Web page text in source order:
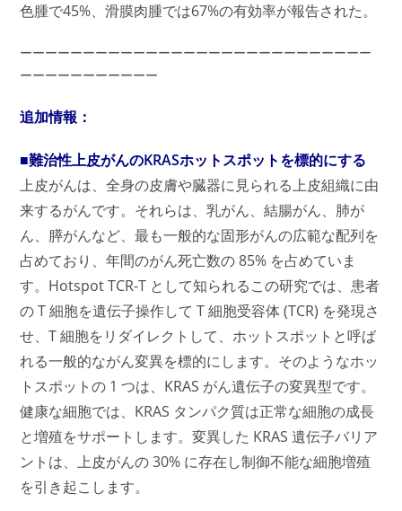
色腫で45%、滑膜肉腫では67%の有効率が報告された。
ーーーーーーーーーーーーーーーーーーーーーーーーーーーー
ーーーーーーーーーーー
追加情報：
■難治性上皮がんのKRASホットスポットを標的にする
上皮がんは、全身の皮膚や臓器に見られる上皮組織に由
来するがんです。それらは、乳がん、結腸がん、肺が
ん、膵がんなど、最も一般的な固形がんの広範な配列を
占めており、年間のがん死亡数の 85% を占めていま
す。Hotspot TCR-T として知られるこの研究では、患者
の T 細胞を遺伝子操作して T 細胞受容体 (TCR) を発現さ
せ、T 細胞をリダイレクトして、ホットスポットと呼ば
れる一般的ながん変異を標的にします。そのようなホッ
トスポットの 1 つは、KRAS がん遺伝子の変異型です。
健康な細胞では、KRAS タンパク質は正常な細胞の成長
と増殖をサポートします。変異した KRAS 遺伝子バリア
ントは、上皮がんの 30% に存在し制御不能な細胞増殖
を引き起こします。